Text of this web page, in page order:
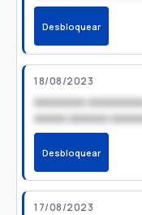
Desbloquear
18/08/2023
xxxxxxxx
xxxxx xxxxxx
Desbloquear
17/08/2023